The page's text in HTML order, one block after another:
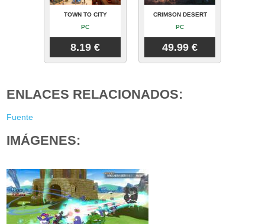
TOWN TO CITY
PC
8.19 €
CRIMSON DESERT
PC
49.99 €
ENLACES RELACIONADOS:
Fuente
IMÁGENES: